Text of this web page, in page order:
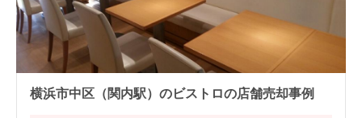
横浜市中区（関内駅）のビストロの店舗売却事例